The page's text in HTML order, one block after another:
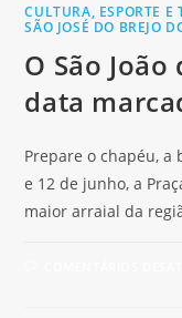
CULTURA, ESPORTE E
SÃO JOSÉ DO BREJO
O São
data
Prepare o chapéu, a
e 12 de junho, a
maior arraial da